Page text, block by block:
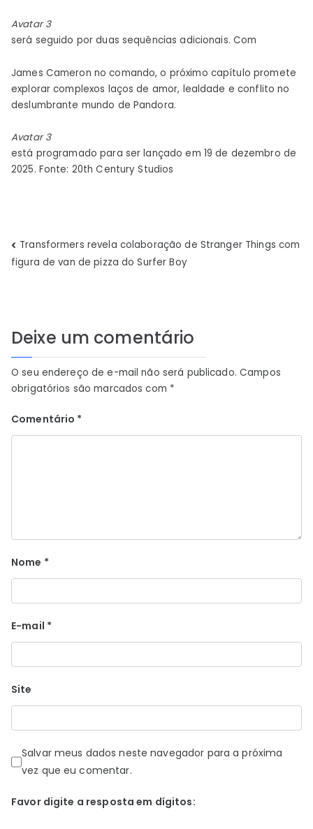
Avatar 3
será seguido por duas sequências adicionais. Com
James Cameron no comando, o próximo capítulo promete
explorar complexos laços de amor, lealdade e conflito no
deslumbrante mundo de Pandora.
Avatar 3
está programado para ser lançado em 19 de dezembro de
2025. Fonte: 20th Century Studios
Navegação
Transformers revela colaboração de Stranger Things com
figura de van de pizza do Surfer Boy
Deixe um comentário
O seu endereço de e-mail não será publicado. Campos
obrigatórios são marcados com *
Comentário *
Nome *
E-mail *
Site
Salvar meus dados neste navegador para a próxima
vez que eu comentar.
Favor digite a resposta em dígitos: